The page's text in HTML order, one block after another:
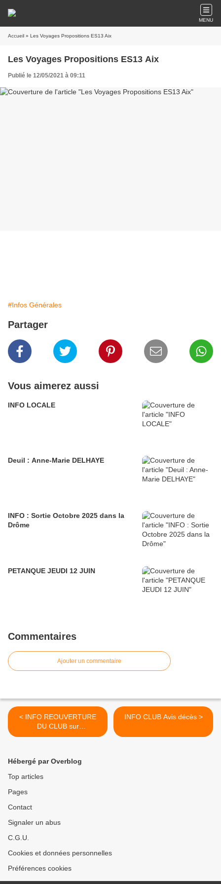
MENU
Accueil » Les Voyages Propositions ES13 Aix
Les Voyages Propositions ES13 Aix
Publié le 12/05/2021 à 09:11
#Infos Générales
Partager
Vous aimerez aussi
INFO LOCALE
Deuil : Anne-Marie DELHAYE
INFO : Sortie Octobre 2025 dans la
Drôme
PETANQUE JEUDI 12 JUIN
Commentaires
Ajouter un commentaire
< INFO REOUVERTURE
DU CLUB sur
MEYRARGUES
INFO CLUB Avis décès >
Hébergé par Overblog
Top articles
Pages
Contact
Signaler un abus
C.G.U.
Cookies et données personnelles
Préférences cookies